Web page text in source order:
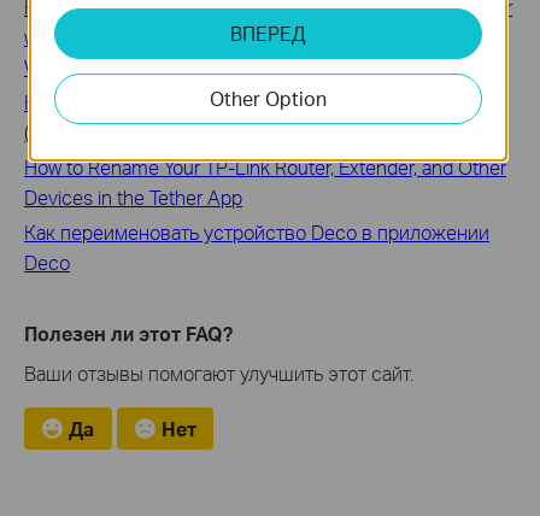
How to set a new Powerline Network Name to secure your
whole Powerline network using the tpPLC Utility on
Windows
How to Change Wireless Setting Using the tpPLC App
(Smartphone)
How to Rename Your TP-Link Router, Extender, and Other
Devices in the Tether App
Как переименовать устройство Deco в приложении
Deco
Полезен ли этот FAQ?
Ваши отзывы помогают улучшить этот сайт.
Да Нет
ВПЕРЕД
Other Option